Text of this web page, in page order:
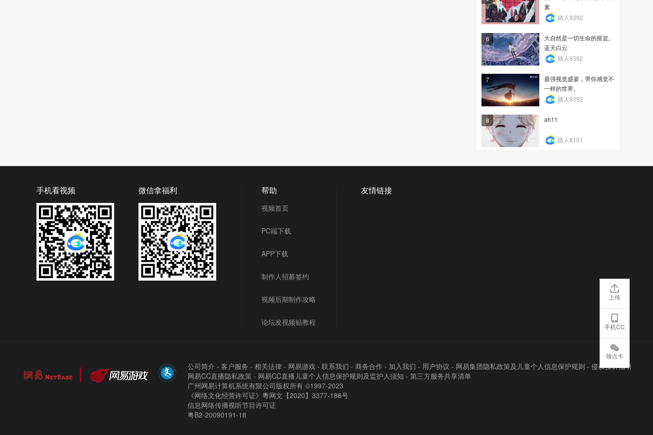
素
路人9392
6
大自然是一切生命的摇篮。
蓝天白云
路人9392
7
最强视觉盛宴，带你感觉不
一样的世界。
路人9392
8 ah11
路人8161
手机看视频 微信拿福利 帮助
视频首页
PC端下载
APP下载
制作人招募签约
视频后期制作攻略
论坛发视频贴教程
友情链接
公司简介 - 客户服务 - 相关法律 - 网易游戏 - 联系我们 - 商务合作 - 加入我们 - 用户协议 - 网易集团隐私政策及儿童个人信息保护规则 - 侵权投诉指引
网易CC直播隐私政策 - 网易CC直播儿童个人信息保护规则及监护人须知 - 第三方服务共享清单
广州网易计算机系统有限公司版权所有 ©1997-2023
《网络文化经营许可证》粵网文【2020】3377-188号
信息网络传播视听节目许可证
粤B2-20090191-18
上传
手机CC
领点卡